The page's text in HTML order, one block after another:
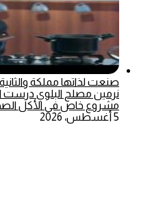
نرمين مصلح البلوي درست
مشروع خاص في الأكل
5 أغسطس، 2026